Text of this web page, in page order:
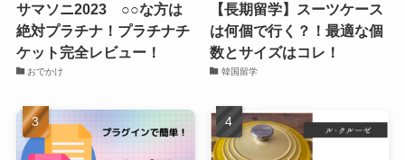
サマソニ2023 ○○な方は
絶対プラチナ！プラチナチ
ケット完全レビュー！
おでかけ
【長期留学】スーツケース
は何個で行く？！最適な個
数とサイズはコレ！
韓国留学